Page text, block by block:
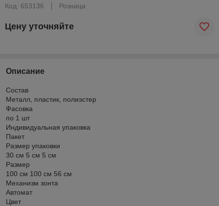
Код: 653136
Розница
Цену уточняйте
Описание
Состав
Металл, пластик, полиэстер
Фасовка
по 1 шт
Индивидуальная упаковка
Пакет
Размер упаковки
30 см 5 см 5 см
Размер
100 см 100 см 56 см
Механизм зонта
Автомат
Цвет